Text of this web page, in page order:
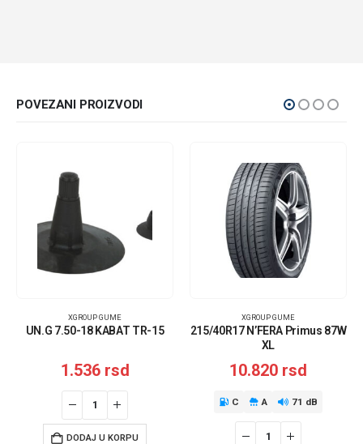
POVEZANI PROIZVODI
XGROUP GUME
UN.G 7.50-18 KABAT TR-15
1.536 rsd
DODAJ U KORPU
XGROUP GUME
215/40R17 N’FERA Primus 87W
XL
10.820 rsd
C A 71 dB